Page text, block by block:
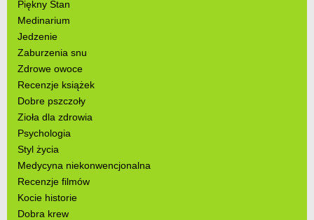
Piękny Stan
Medinarium
Jedzenie
Zaburzenia snu
Zdrowe owoce
Recenzje książek
Dobre pszczoły
Zioła dla zdrowia
Psychologia
Styl życia
Medycyna niekonwencjonalna
Recenzje filmów
Kocie historie
Dobra krew